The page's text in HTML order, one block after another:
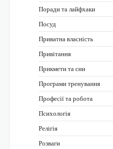
Поради та лайфхаки
Посуд
Приватна власність
Привітання
Прикмети та сни
Програми тренування
Професії та робота
Психологія
Релігія
Розваги